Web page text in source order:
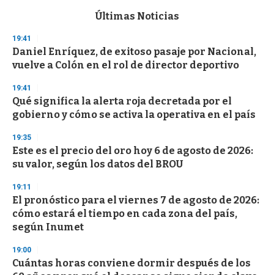
d
s
o
f
3
s
c
n
d
Últimas Noticias
19:41
Daniel Enríquez, de exitoso pasaje por Nacional,
vuelve a Colón en el rol de director deportivo
19:41
Qué significa la alerta roja decretada por el
gobierno y cómo se activa la operativa en el país
19:35
Este es el precio del oro hoy 6 de agosto de 2026:
su valor, según los datos del BROU
19:11
El pronóstico para el viernes 7 de agosto de 2026:
cómo estará el tiempo en cada zona del país,
según Inumet
19:00
Cuántas horas conviene dormir después de los